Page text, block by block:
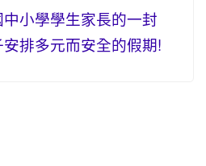
小學學生家長的一封
排多元而安全的假期!